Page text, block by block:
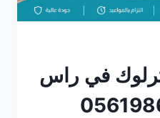
في راس